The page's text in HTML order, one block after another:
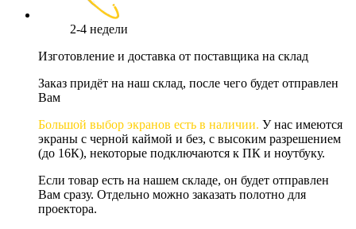
2-4 недели
Изготовление и доставка от поставщика на склад
Заказ придёт на наш склад, после чего будет отправлен
Вам
Большой выбор экранов есть в наличии. У нас имеются
экраны с черной каймой и без, с высоким разрешением
(до 16К), некоторые подключаются к ПК и ноутбуку.
Если товар есть на нашем складе, он будет отправлен
Вам сразу. Отдельно можно заказать полотно для
проектора.